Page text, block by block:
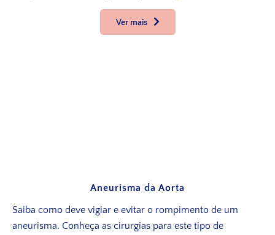
Ver mais
Aneurisma da Aorta
Saiba como deve vigiar e evitar o rompimento de um
aneurisma. Conheça as cirurgias para este tipo de